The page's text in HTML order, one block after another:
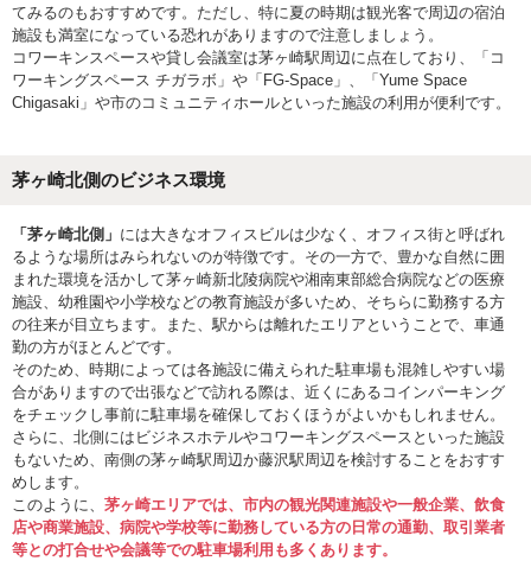
てみるのもおすすめです。ただし、特に夏の時期は観光客で周辺の宿泊
施設も満室になっている恐れがありますので注意しましょう。
コワーキンスペースや貸し会議室は茅ヶ崎駅周辺に点在しており、「コ
ワーキングスペース チガラボ」や「FG-Space」、「Yume Space
Chigasaki」や市のコミュニティホールといった施設の利用が便利です。
茅ヶ崎北側のビジネス環境
「茅ヶ崎北側」 には大きなオフィスビルは少なく、オフィス街と呼ばれ
るような場所はみられないのが特徴です。その一方で、豊かな自然に囲
まれた環境を活かして茅ヶ崎新北陵病院や湘南東部総合病院などの医療
施設、幼稚園や小学校などの教育施設が多いため、そちらに勤務する方
の往来が目立ちます。また、駅からは離れたエリアということで、車通
勤の方がほとんどです。
そのため、時期によっては各施設に備えられた駐車場も混雑しやすい場
合がありますので出張などで訪れる際は、近くにあるコインパーキング
をチェックし事前に駐車場を確保しておくほうがよいかもしれません。
さらに、北側にはビジネスホテルやコワーキングスペースといった施設
もないため、南側の茅ヶ崎駅周辺か藤沢駅周辺を検討することをおすす
めします。
このように、 茅ヶ崎エリアでは、市内の観光関連施設や一般企業、飲食
店や商業施設、病院や学校等に勤務している方の日常の通勤、取引業者
等との打合せや会議等での駐車場利用も多くあります。